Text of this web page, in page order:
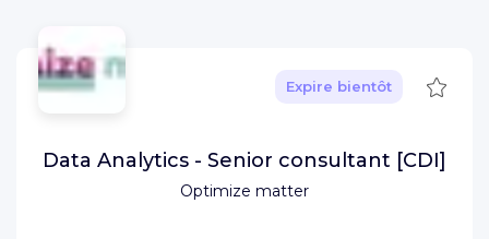
Optimize matter
Expire bientôt
Data Analytics - Senior consultant [CDI]